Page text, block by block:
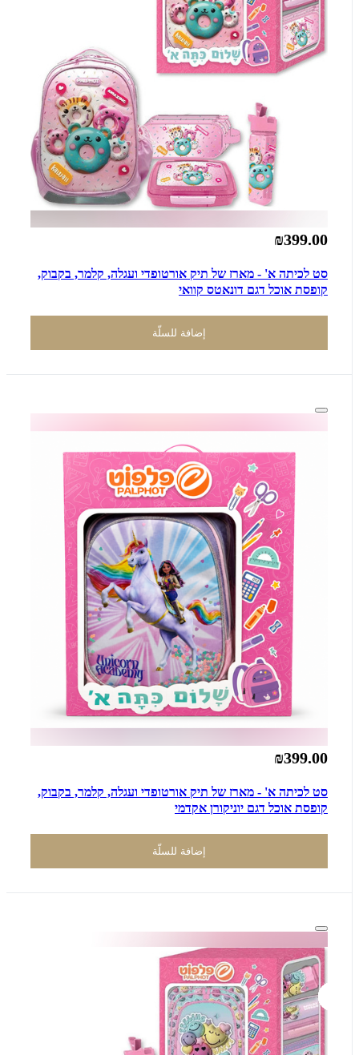
₪399.00
סט לכיתה א' - מארז של תיק אורטופדי ועגלה, קלמר, בקבוק,
קופסת אוכל דגם דונאטס קוואי
إضافة للسلّة
₪399.00
סט לכיתה א' - מארז של תיק אורטופדי ועגלה, קלמר, בקבוק,
קופסת אוכל דגם יוניקורן אקדמי
إضافة للسلّة